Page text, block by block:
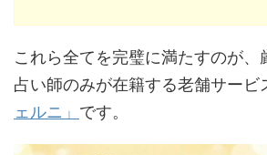
これら全てを完璧に満たすのが、
占い師のみが在籍する老舗サービ
ェルニ」 です。